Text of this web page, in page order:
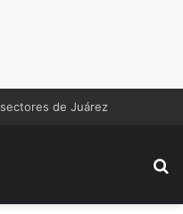
de Juárez